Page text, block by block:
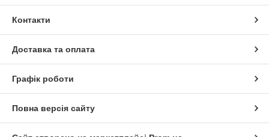
Контакти
Доставка та оплата
Графік роботи
Повна версія сайту